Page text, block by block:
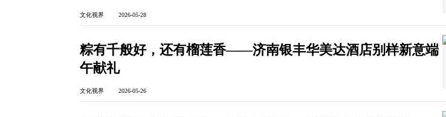
文化视界 2026-05-28
粽有千般好，还有榴莲香——济南银丰华美达酒店别样新意端
午献礼
文化视界 2026-05-26